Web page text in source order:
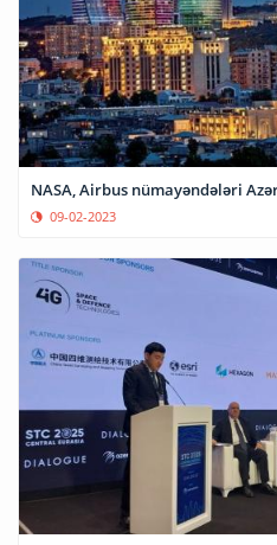
NASA, Airbus nümayəndələri
09-02-2023